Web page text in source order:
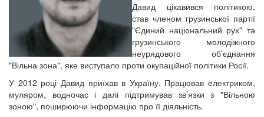
Давид цікавився політикою,
став членом грузинської партії
"Єдиний національний рух" та
грузинського молодіжного
неурядового об’єднання
"Вільна зона", яке виступало проти окупаційної політики Росії.
У 2012 році Давид приїхав в Україну. Працював електриком,
муляром, водночас і далі підтримував зв’язки з "Вільною
зоною", поширюючи інформацію про її діяльність.